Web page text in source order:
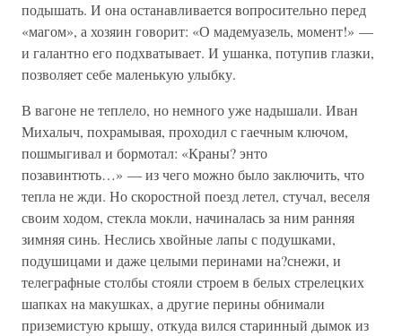
подышать. И она останавливается вопросительно перед
«магом», а хозяин говорит: «О мадемуазель, момент!» —
и галантно его подхватывает. И ушанка, потупив глазки,
позволяет себе маленькую улыбку.
В вагоне не теплело, но немного уже надышали. Иван
Михалыч, похрамывая, проходил с гаечным ключом,
пошмыгивал и бормотал: «Краны? энто
позавинтють…» — из чего можно было заключить, что
тепла не жди. Но скоростной поезд летел, стучал, веселя
своим ходом, стекла мокли, начиналась за ним ранняя
зимняя синь. Неслись хвойные лапы с подушками,
подушицами и даже целыми перинами на?снежи, и
телеграфные столбы стояли строем в белых стрелецких
шапках на макушках, а другие перины обнимали
приземистую крышу, откуда вился старинный дымок из